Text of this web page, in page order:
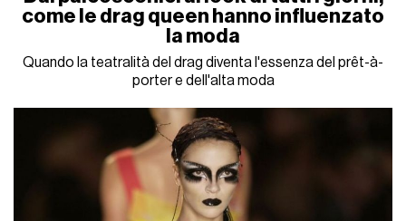
come le drag queen hanno influenzato
la moda
Quando la teatralità del drag diventa l'essenza del prêt-à-
porter e dell'alta moda